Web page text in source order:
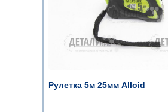
Рулетка 5м 25мм Alloid